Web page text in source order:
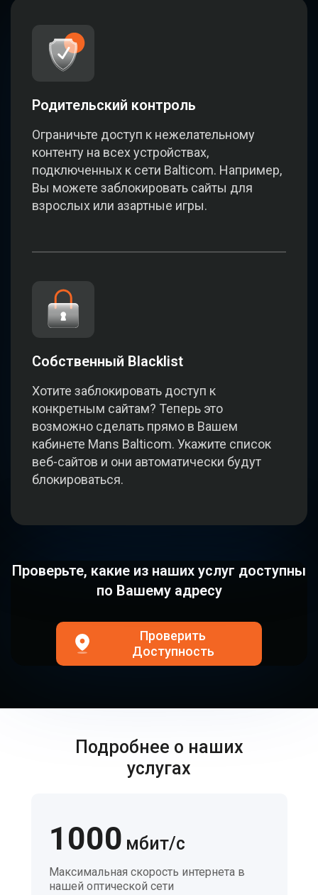
Родительский контроль
Ограничьте доступ к нежелательному
контенту на всех устройствах,
подключенных к сети Balticom. Например,
Вы можете заблокировать сайты для
взрослых или азартные игры.
Собственный Blacklist
Хотите заблокировать доступ к
конкретным сайтам? Теперь это
возможно сделать прямо в Вашем
кабинете Mans Balticom. Укажите список
веб-сайтов и они автоматически будут
блокироваться.
Проверьте, какие из наших услуг доступны
по Вашему адресу
Проверить
Доступность
Подробнее о наших
услугах
1000 мбит/с
Максимальная скорость интернета в
нашей оптической сети